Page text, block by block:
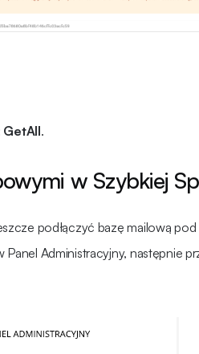
GetAll.
w Szybkiej
podłączyć bazę mailową pod
Administracyjny, następnie